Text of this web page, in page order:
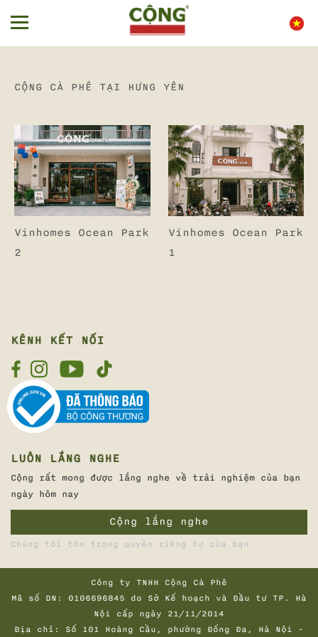
CỘNG CÀ PHÊ TẠI HƯNG YÊN
Vinhomes Ocean Park
2
Vinhomes Ocean Park
1
KÊNH KẾT NỐI
LUÔN LẮNG NGHE
Cộng rất mong được lắng nghe về trải nghiệm của bạn
ngày hôm nay
Cộng lắng nghe
Chúng tôi tôn trọng quyền riêng tư của bạn
Công ty TNHH Cộng Cà Phê
Mã số DN: 0106696845 do Sở Kế hoạch và Đầu tư TP. Hà
Nội cấp ngày 21/11/2014
Địa chỉ: Số 101 Hoàng Cầu, phường Đống Đa, Hà Nội -